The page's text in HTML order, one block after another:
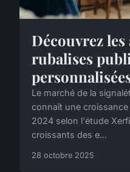
Découvrez les
rubalises
Le marché de la
connaît une
2024 selon l'étude
croissants des e...
28 octobre 2025